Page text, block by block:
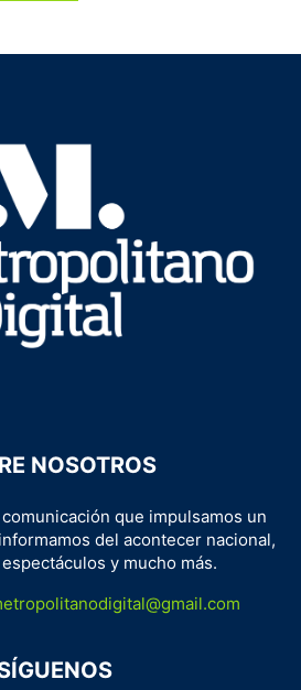
NOSOTROS
que impulsamos un
del acontecer nacional,
y mucho más.